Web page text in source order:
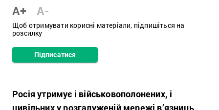
A+ A-
Щоб отримувати корисні матеріали, підпишіться на
розсилку
Підписатися
Росія утримує і військовополонених, і
цивільних у розгалуженій мережі в’язниць